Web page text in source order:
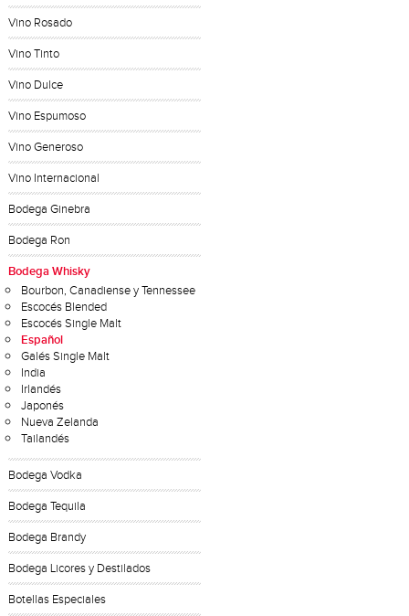
Vino Rosado
Vino Tinto
Vino Dulce
Vino Espumoso
Vino Generoso
Vino Internacional
Bodega Ginebra
Bodega Ron
Bodega Whisky
Bourbon, Canadiense y Tennessee
Escocés Blended
Escocés Single Malt
Español
Galés Single Malt
India
Irlandés
Japonés
Nueva Zelanda
Tailandés
Bodega Vodka
Bodega Tequila
Bodega Brandy
Bodega Licores y Destilados
Botellas Especiales